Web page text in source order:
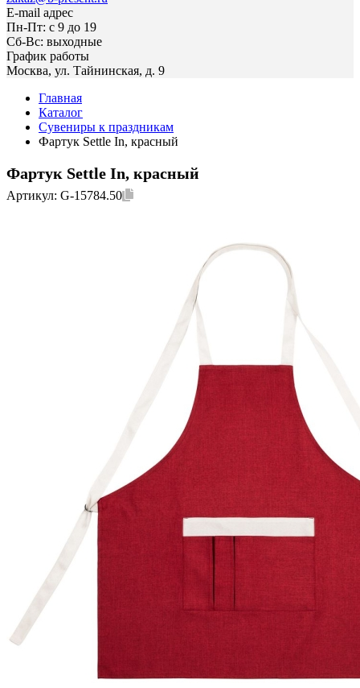
E-mail адрес
Пн-Пт: с 9 до 19
Сб-Вс: выходные
График работы
Москва, ул. Тайнинская, д. 9
Главная
Каталог
Сувениры к праздникам
Фартук Settle In, красный
Фартук Settle In, красный
Артикул: G-15784.50